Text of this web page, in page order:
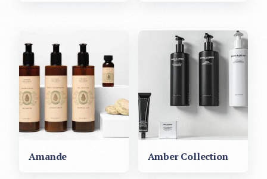
Amande Amber Collection